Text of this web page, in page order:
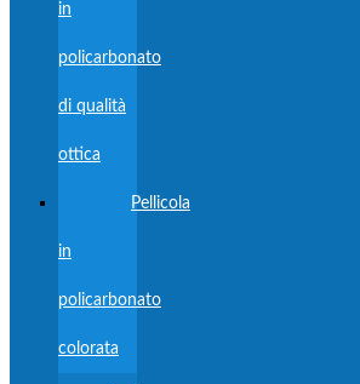
in
policarbonato
di qualità
ottica
Pellicola
in
policarbonato
colorata